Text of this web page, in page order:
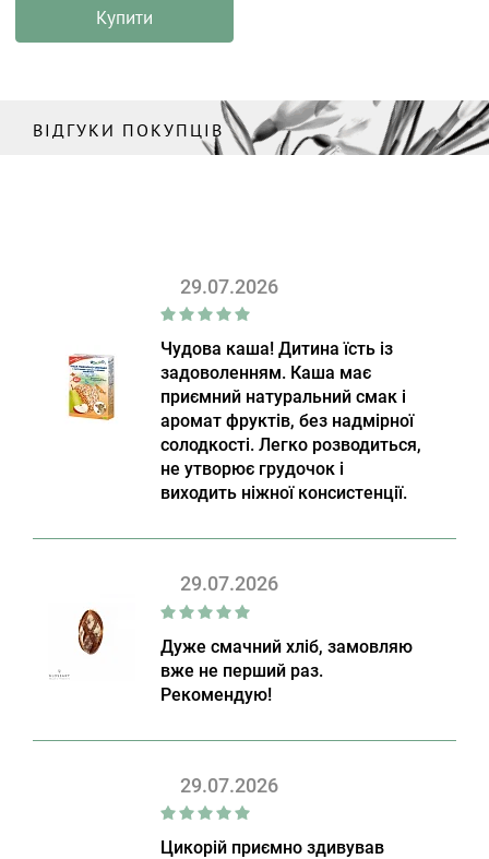
Купити
ВІДГУКИ ПОКУПЦІВ
29.07.2026
Чудова каша! Дитина їсть із
задоволенням. Каша має
приємний натуральний смак і
аромат фруктів, без надмірної
солодкості. Легко розводиться,
не утворює грудочок і
виходить ніжної консистенції.
29.07.2026
Дуже смачний хліб, замовляю
вже не перший раз.
Рекомендую!
29.07.2026
Цикорій приємно здивував